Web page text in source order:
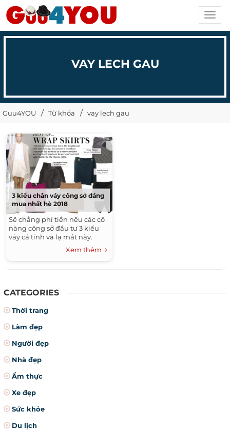
VAY LECH GAU
Guu4YOU Từ khóa vay lech gau
3 kiểu chân váy công sở đáng
mua nhất hè 2018
Sẽ chẳng phí tiền nếu các cô
nàng công sở đầu tư 3 kiểu
váy cá tính và lạ mắt này.
Xem thêm
CATEGORIES
Thời trang
Làm đẹp
Người đẹp
Nhà đẹp
Ẩm thực
Xe đẹp
Sức khỏe
Du lịch